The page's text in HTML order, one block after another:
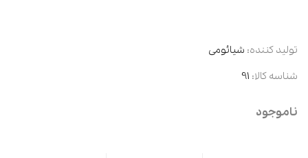
تولید کننده: شیائومی
شناسه کالا:
ناموجود